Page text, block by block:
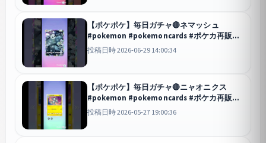
【ポケポケ】毎日ガチャ🔴ネマッシュ
#pokemon #pokemoncards #ポケカ再販最
新情報 #ポケモン #ポケモンカード #ポケカ
#おれポケ
投稿日時 2026-06-29 14:00:34
【ポケポケ】毎日ガチャ🔴ニャオニクス
#pokemon #pokemoncards #ポケカ再販最
新情報 #ポケモン #ポケモンカード #ポケカ
#ポケモンsv #ポケモンgo #おれポケ
投稿日時 2026-05-27 19:00:36